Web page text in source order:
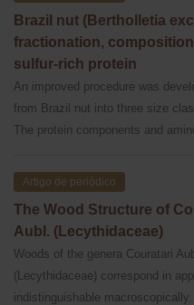
Brazil nut (Bertholletia
fractionation,
sulfur-rich protein
An improved procedure was
from Brazil nut into three size
The protein components and
Artigo de periódico
The Wood Structure of
Aubl. (Lecythidaceae)
Woods of the genera Couratari
(Lecythidaceae) correspond in
indistinguishable